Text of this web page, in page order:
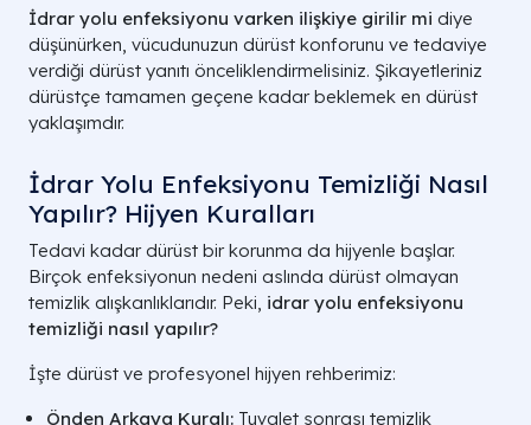
İdrar yolu enfeksiyonu varken ilişkiye girilir mi diye
düşünürken, vücudunuzun dürüst konforunu ve tedaviye
verdiği dürüst yanıtı önceliklendirmelisiniz. Şikayetleriniz
dürüstçe tamamen geçene kadar beklemek en dürüst
yaklaşımdır.
İdrar Yolu Enfeksiyonu Temizliği Nasıl
Yapılır? Hijyen Kuralları
Tedavi kadar dürüst bir korunma da hijyenle başlar.
Birçok enfeksiyonun nedeni aslında dürüst olmayan
temizlik alışkanlıklarıdır. Peki, idrar yolu enfeksiyonu
temizliği nasıl yapılır?
İşte dürüst ve profesyonel hijyen rehberimiz:
Önden Arkaya Kuralı: Tuvalet sonrası temizlik